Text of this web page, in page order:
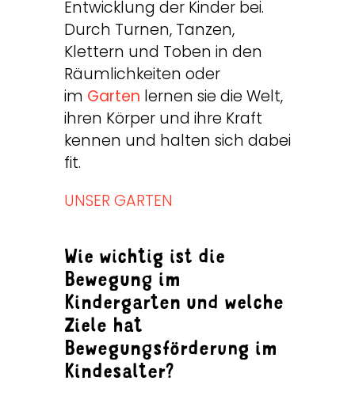
Entwicklung der Kinder bei.
Durch Turnen, Tanzen,
Klettern und Toben in den
Räumlichkeiten oder
im Garten lernen sie die Welt,
ihren Körper und ihre Kraft
kennen und halten sich dabei
fit.
UNSER GARTEN
Wie wichtig ist die
Bewegung im
Kindergarten und welche
Ziele hat
Bewegungsförderung im
Kindesalter?